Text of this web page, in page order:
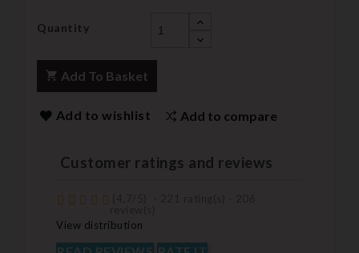
Quantity
Add To Basket
Add to wishlist Add to compare
Customer ratings and reviews
View distribution